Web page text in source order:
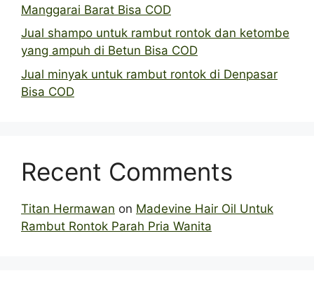
Manggarai Barat Bisa COD
Jual shampo untuk rambut rontok dan ketombe
yang ampuh di Betun Bisa COD
Jual minyak untuk rambut rontok di Denpasar
Bisa COD
Recent Comments
Titan Hermawan on Madevine Hair Oil Untuk
Rambut Rontok Parah Pria Wanita